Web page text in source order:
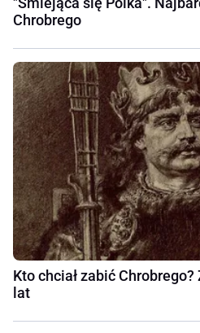
Chrobrego
Kto chciał zabić
lat